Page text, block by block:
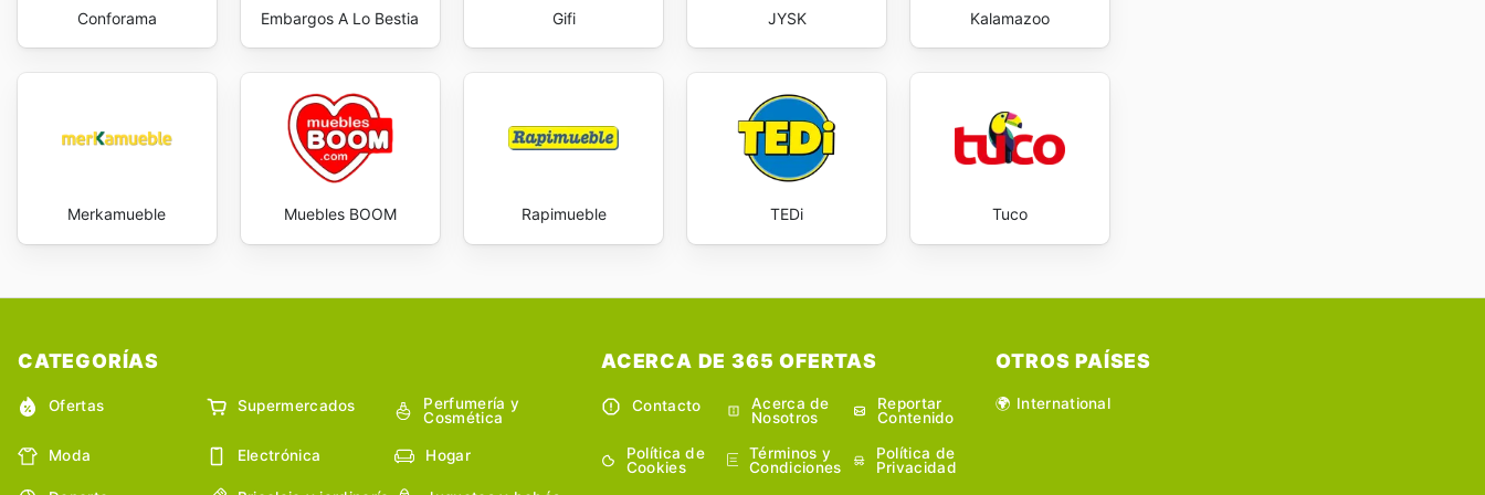
Conforama Embargos A Lo Bestia Gifi JYSK Kalamazoo
Merkamueble Muebles BOOM Rapimueble TEDi Tuco
CATEGORÍAS
Ofertas Supermercados
Perfumería y
Cosmética
Moda Electrónica Hogar
ACERCA DE 365 OFERTAS
Contacto
Acerca de
Nosotros
Reportar
Contenido
Política de
Cookies
Términos y
Condiciones
Política de
Privacidad
OTROS PAÍSES
🌍 International